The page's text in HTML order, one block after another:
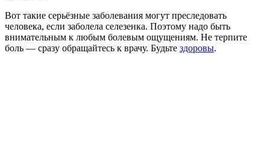
Вот такие серьёзные заболевания могут преследовать
человека, если заболела селезенка. Поэтому надо быть
внимательным к любым болевым ощущениям. Не терпите
боль — сразу обращайтесь к врачу. Будьте здоровы.